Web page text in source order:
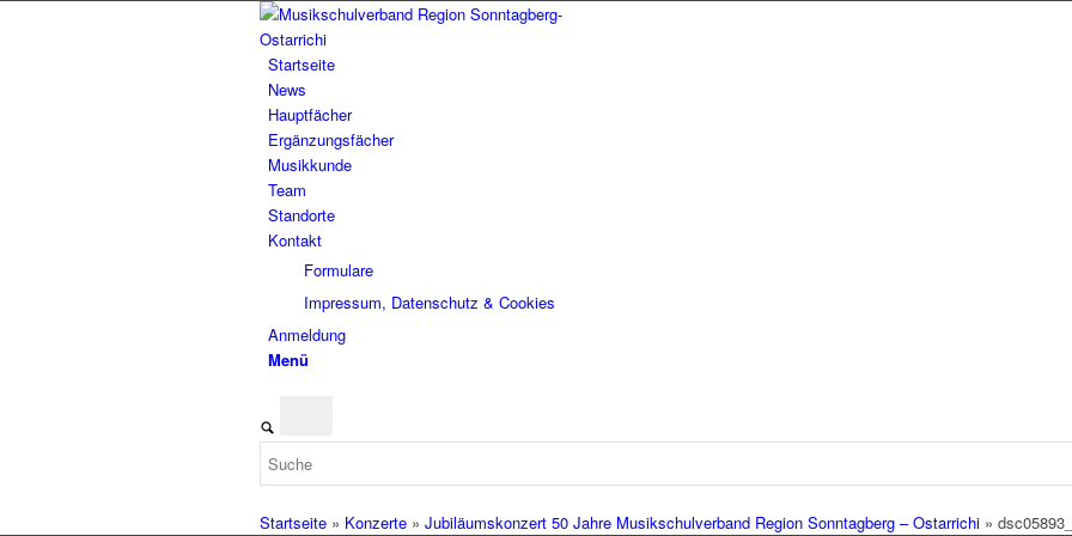
Startseite
News
Hauptfächer
Ergänzungsfächer
Musikkunde
Team
Standorte
Kontakt
Formulare
Impressum, Datenschutz & Cookies
Anmeldung
Menü
Startseite » Konzerte » Jubiläumskonzert 50 Jahre Musikschulverband Region Sonntagberg – Ostarrichi »